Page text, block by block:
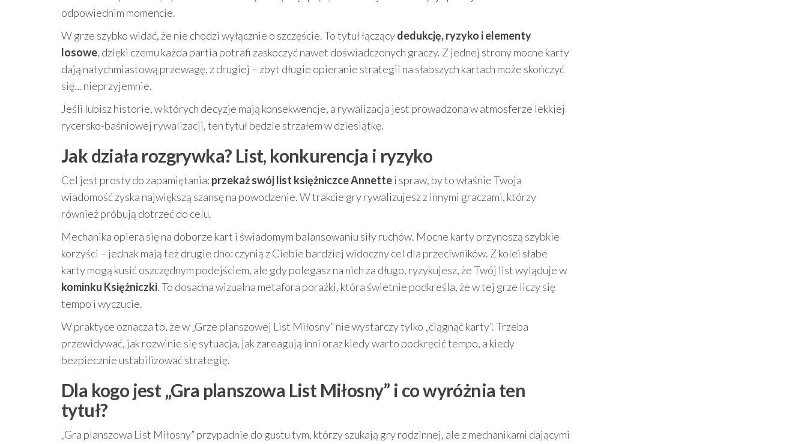
odpowiednim momencie.
W grze szybko widać, że nie chodzi wyłącznie o szczęście. To tytuł łączącydedukcję, ryzyko i elementy
losowe, dzięki czemu każda partia potrafi zaskoczyć nawet doświadczonych graczy. Z jednej strony mocne karty
dają natychmiastową przewagę, z drugiej – zbyt długie opieranie strategii na słabszych kartach może skończyć
się… nieprzyjemnie.
Jeśli lubisz historie, w których decyzje mają konsekwencje, a rywalizacja jest prowadzona w atmosferze lekkiej
rycersko-baśniowej rywalizacji, ten tytuł będzie strzałem w dziesiątkę.
Jak działa rozgrywka? List, konkurencja i ryzyko
Cel jest prosty do zapamiętania: przekaż swój list księżniczce Annettei spraw, by to właśnie Twoja
wiadomość zyska największą szansę na powodzenie. W trakcie gry rywalizujesz z innymi graczami, którzy
również próbują dotrzeć do celu.
Mechanika opiera się na doborze kart i świadomym balansowaniu siły ruchów. Mocne karty przynoszą szybkie
korzyści – jednak mają też drugie dno: czynią z Ciebie bardziej widoczny cel dla przeciwników. Z kolei słabe
karty mogą kusić oszczędnym podejściem, ale gdy polegasz na nich za długo, ryzykujesz, że Twój list wyląduje w
kominku Księżniczki. To dosadna wizualna metafora porażki, która świetnie podkreśla, że w tej grze liczy się
tempo i wyczucie.
W praktyce oznacza to, że w „Grze planszowej List Miłosny” nie wystarczy tylko „ciągnąć karty”. Trzeba
przewidywać, jak rozwinie się sytuacja, jak zareagują inni oraz kiedy warto podkręcić tempo, a kiedy
bezpiecznie ustabilizować strategię.
Dla kogo jest „Gra planszowa List Miłosny” i co wyróżnia ten
tytuł?
„Gra planszowa List Miłosny” przypadnie do gustu tym, którzy szukają gry rodzinnej, ale z mechanikami dającymi